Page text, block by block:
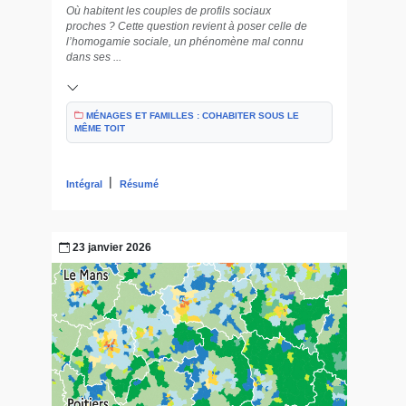
Où habitent les couples de profils sociaux
proches ? Cette question revient à poser celle de
l’homogamie sociale, un phénomène mal connu
dans ses ...
MÉNAGES ET FAMILLES : COHABITER SOUS LE
MÊME TOIT
Intégral | Résumé
23 janvier 2026